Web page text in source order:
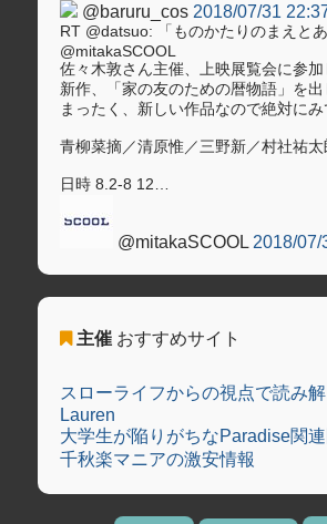
@baruru_cos 2018/07/31
RT @datsuo: 「ものかたりのまえとあ
@mitakaSCOOL
佐々木敦さん主催、上映展覧会に参加
新作、「家の友のための暦物語」を出
まったく、新しい作品なので絶対にみ
青柳菜摘／清原惟／三野新／村社祐太
日時 8.2-8 12…
@mitakaSCOOL 2018/07/
主催おすすめサイト
スローライフからの視点で読み
Lauren
大学生が陥りがちなParadise関
千秋楽マニアの激安情報